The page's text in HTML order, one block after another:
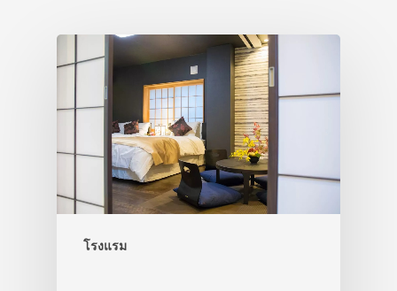
โรงแรม